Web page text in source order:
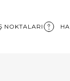
NOKTALARI